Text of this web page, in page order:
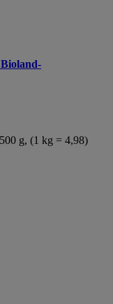
g, (1 kg = 4,98)